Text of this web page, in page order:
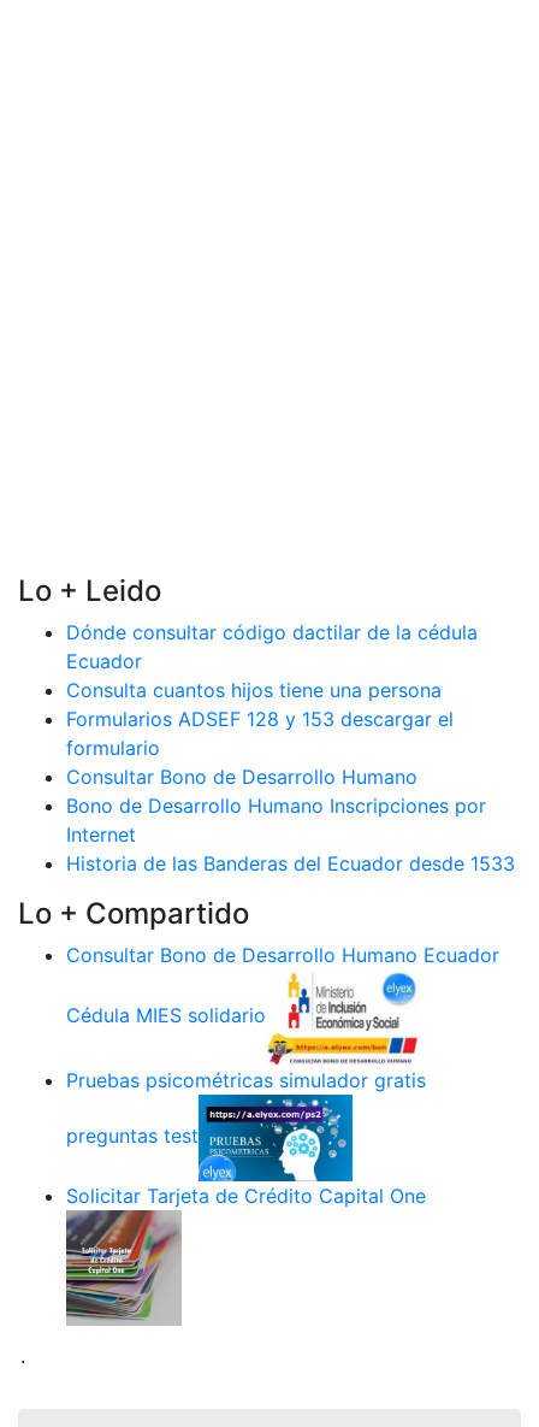
Lo + Leido
Dónde consultar código dactilar de la cédula
Ecuador
Consulta cuantos hijos tiene una persona
Formularios ADSEF 128 y 153 descargar el
formulario
Consultar Bono de Desarrollo Humano
Bono de Desarrollo Humano Inscripciones por
Internet
Historia de las Banderas del Ecuador desde 1533
Lo + Compartido
Consultar Bono de Desarrollo Humano Ecuador
Cédula MIES solidario
Pruebas psicométricas simulador gratis
preguntas test
Solicitar Tarjeta de Crédito Capital One
.